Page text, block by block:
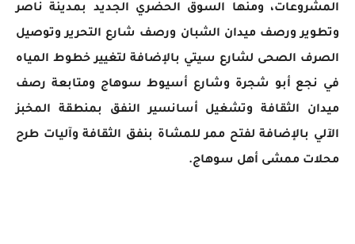
المشروعات، ومنها السوق الحضري الجديد بمدينة ناصر
وتطوير ورصف ميدان الشبان ورصف شارع التحرير وتوصيل
الصرف الصحى لشارع سيتي بالإضافة لتغيير خطوط المياه
في نجع أبو شجرة وشارع أسيوط سوهاج ومتابعة رصف
ميدان الثقافة وتشغيل أسانسير النفق بمنطقة المخبز
الآلي بالإضافة لفتح ممر للمشاة بنفق الثقافة وآليات طرح
محلات ممشى أهل سوهاج.